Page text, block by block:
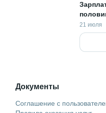
21 июля
Документы
Соглашение с